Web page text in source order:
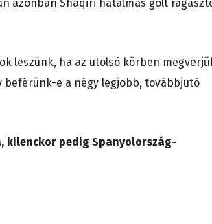
azonban Shaqiri hatalmas gólt
leszünk, ha az utolsó körben
beférünk-e a négy legjobb, továbbjutó
kilenckor pedig Spanyolország-